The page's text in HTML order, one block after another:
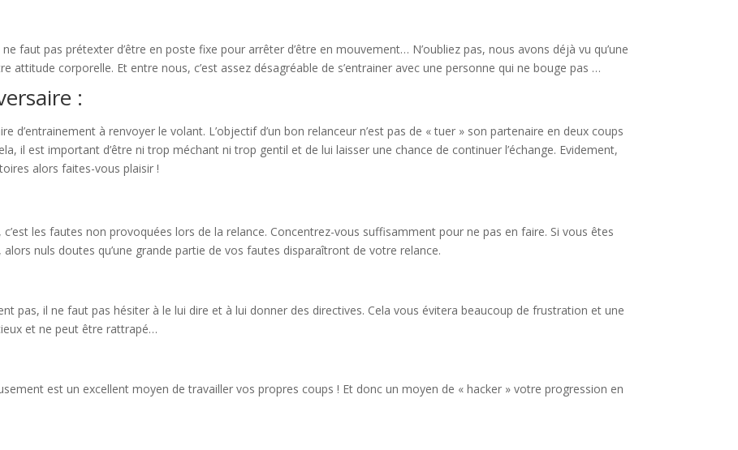
faut pas prétexter d’être en poste fixe pour arrêter d’être en mouvement… N’oubliez pas, nous avons déjà vu qu’une
attitude corporelle. Et entre nous, c’est assez désagréable de s’entrainer avec une personne qui ne bouge pas …
:
d’entrainement à renvoyer le volant. L’objectif d’un bon relanceur n’est pas de « tuer » son partenaire en deux coups
il est important d’être ni trop méchant ni trop gentil et de lui laisser une chance de continuer l’échange. Evidement,
alors faites-vous plaisir !
les fautes non provoquées lors de la relance. Concentrez-vous suffisamment pour ne pas en faire. Si vous êtes
alors nuls doutes qu’une grande partie de vos fautes disparaîtront de votre relance.
pas, il ne faut pas hésiter à le lui dire et à lui donner des directives. Cela vous évitera beaucoup de frustration et une
et ne peut être rattrapé…
est un excellent moyen de travailler vos propres coups ! Et donc un moyen de « hacker » votre progression en